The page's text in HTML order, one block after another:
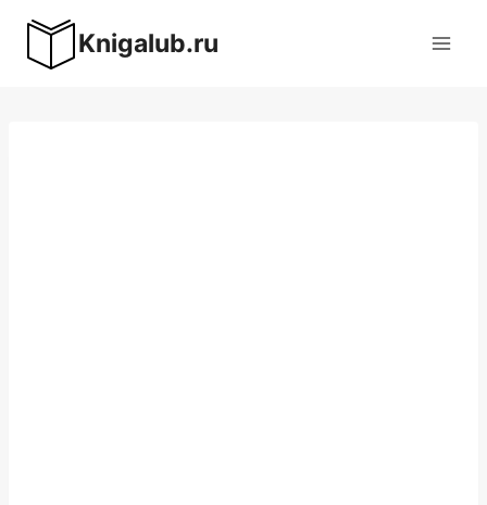
содержимому
Knigalub.ru